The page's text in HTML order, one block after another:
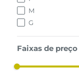
M
G
Faixas de preço